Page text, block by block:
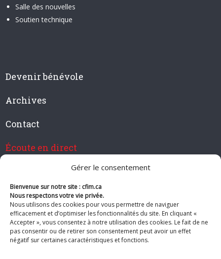
Gérer le consentement
Bienvenue sur notre site : cfim.ca
Nous respectons votre vie privée.
Nous utilisons des cookies pour vous permettre de naviguer
efficacement et d’optimiser les fonctionnalités du site. En cliquant «
Accepter », vous consentez à notre utilisation des cookies. Le fait de ne
pas consentir ou de retirer son consentement peut avoir un effet
négatif sur certaines caractéristiques et fonctions.
Salle des nouvelles
Soutien technique
Devenir bénévole
Archives
Contact
Écoute en direct
Devenir membre de CFIM
Suivez-nous